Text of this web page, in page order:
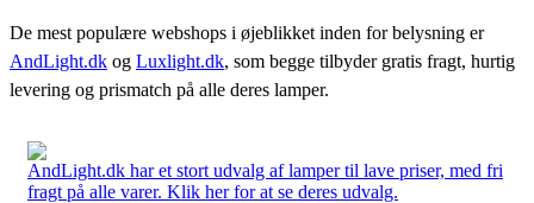
De mest populære webshops i øjeblikket inden for belysning er
AndLight.dk og Luxlight.dk, som begge tilbyder gratis fragt, hurtig
levering og prismatch på alle deres lamper.
AndLight.dk har et stort udvalg af lamper til lave priser, med fri
fragt på alle varer. Klik her for at se deres udvalg.